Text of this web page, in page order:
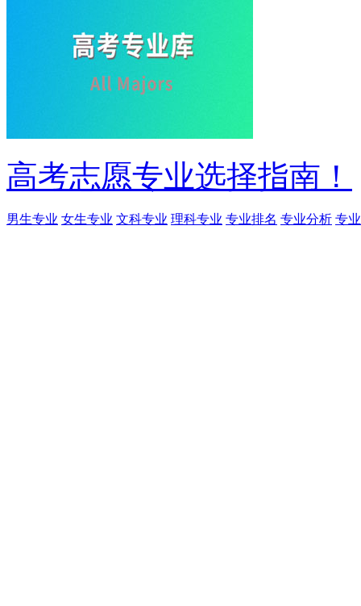
高考志愿专业选择指南！
男生专业 女生专业 文科专业 理科专业 专业排名 专业分析 专